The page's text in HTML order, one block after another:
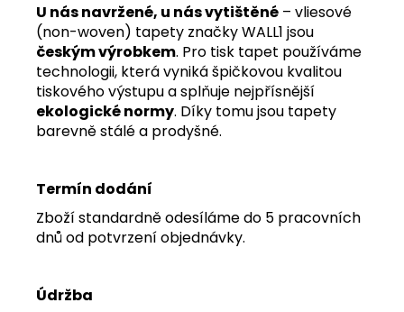
U nás navržené, u nás vytištěné – vliesové
(non-woven) tapety značky WALL1 jsou
českým výrobkem. Pro tisk tapet používáme
technologii, která vyniká špičkovou kvalitou
tiskového výstupu a splňuje nejpřísnější
ekologické normy. Díky tomu jsou tapety
barevně stálé a prodyšné.
Termín dodání
Zboží standardně odesíláme do 5 pracovních
dnů od potvrzení objednávky.
Údržba